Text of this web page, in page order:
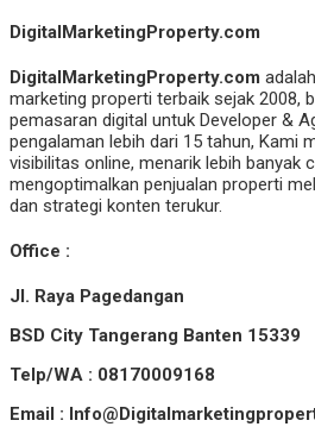
DigitalMarketingProperty.com
DigitalMarketingProperty.com
marketing properti terbaik sejak 2008,
pemasaran digital untuk Developer &
pengalaman lebih dari 15 tahun, Kami
visibilitas online, menarik lebih banyak
mengoptimalkan penjualan properti
dan strategi konten terukur.
Office :
Jl. Raya Pagedangan
BSD City Tangerang Banten 15339
Telp/WA : 08170009168
Email :